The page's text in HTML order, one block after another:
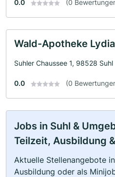
0.0 (0
Wald-Apotheke
Suhler Chaussee 1, 98528 Suhl
0.0 (0
Jobs in Suhl &
Teilzeit, Ausbildung
Aktuelle Stellenangebote
Ausbildung oder als